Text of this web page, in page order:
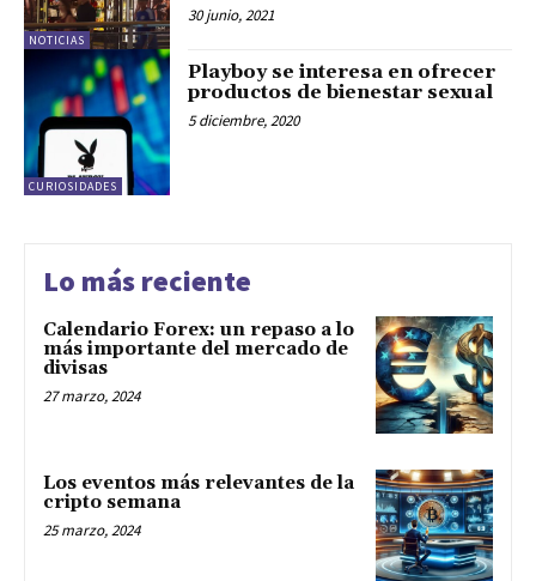
NOTICIAS
30 junio, 2021
CURIOSIDADES
Playboy se interesa en ofrecer
productos de bienestar sexual
5 diciembre, 2020
Lo más reciente
Calendario Forex: un repaso a lo
más importante del mercado de
divisas
27 marzo, 2024
Los eventos más relevantes de la
cripto semana
25 marzo, 2024